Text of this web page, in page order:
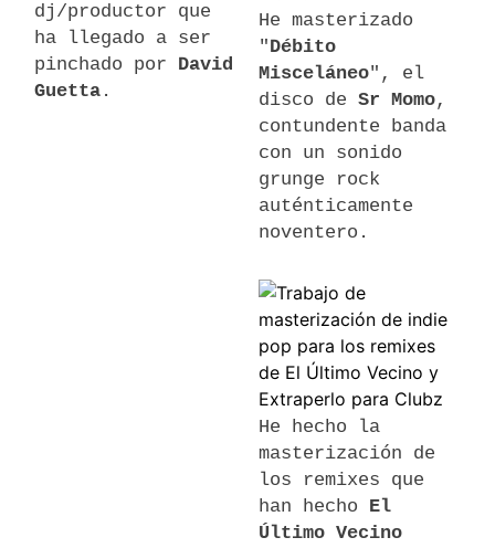
dj/productor que
ha llegado a ser
pinchado por David
Guetta .
He masterizado
"Débito
Misceláneo", el
disco de Sr Momo,
contundente banda
con un sonido
grunge rock
auténticamente
noventero.
He hecho la
masterización de
los remixes que
han hecho El
Último Vecino